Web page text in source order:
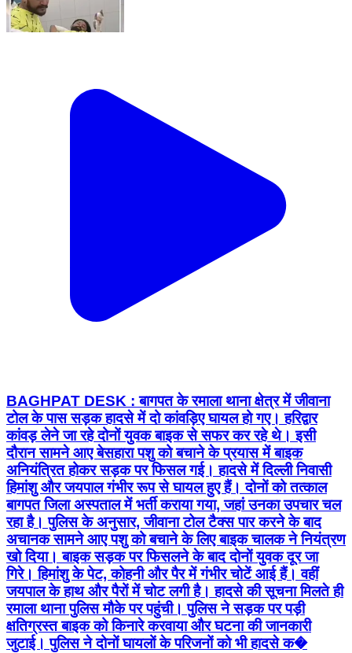
BAGHPAT DESK : बागपत के रमाला थाना क्षेत्र में जीवाना
टोल के पास सड़क हादसे में दो कांवड़िए घायल हो गए। हरिद्वार
कांवड़ लेने जा रहे दोनों युवक बाइक से सफर कर रहे थे। इसी
दौरान सामने आए बेसहारा पशु को बचाने के प्रयास में बाइक
अनियंत्रित होकर सड़क पर फिसल गई। हादसे में दिल्ली निवासी
हिमांशु और जयपाल गंभीर रूप से घायल हुए हैं। दोनों को तत्काल
बागपत जिला अस्पताल में भर्ती कराया गया, जहां उनका उपचार चल
रहा है। पुलिस के अनुसार, जीवाना टोल टैक्स पार करने के बाद
अचानक सामने आए पशु को बचाने के लिए बाइक चालक ने नियंत्रण
खो दिया। बाइक सड़क पर फिसलने के बाद दोनों युवक दूर जा
गिरे। हिमांशु के पेट, कोहनी और पैर में गंभीर चोटें आई हैं। वहीं
जयपाल के हाथ और पैरों में चोट लगी है। हादसे की सूचना मिलते ही
रमाला थाना पुलिस मौके पर पहुंची। पुलिस ने सड़क पर पड़ी
क्षतिग्रस्त बाइक को किनारे करवाया और घटना की जानकारी
जुटाई। पुलिस ने दोनों घायलों के परिजनों को भी हादसे क�